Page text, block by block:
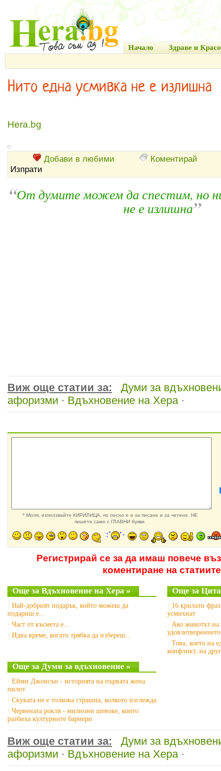
Начало Здраве и
Нито една усмивка не е излишна
Hera.bg
Добави в любими
Коментирай
Изпрати
“От думите можем да спестим, но
не е излишна”
Виж още статии за:
Думи за
афоризми · Вдъхновение на Хера·
* Моля, използвайте КИРИЛИЦА, по лесно е и за писане и за четене. НЕ
пишете само с ГЛАВНИ букви.
Регистрирай се за да имаш повече
коментиране на статиите
Още за Вдъхновение на Хера »
· Най-добрият подарък, който можеш да
подариш е...
· Част от късмета е...
· Идва време, когато трябва да избереш...
Още за
· 16 крилати
усмихнат
· Ако животът на
удовлетворението
· Това, което на
конфликт, на
Още за Думи за вдъхновение »
· Ейми Джонсън - историята на първата жена
пилот
· Скуката не е толкова страшна, колкото изглежда
· Червената рокля - милиони шевове, които
разбиха културните бариери
Виж още статии за:
Думи за
афоризми · Вдъхновение на Хера·